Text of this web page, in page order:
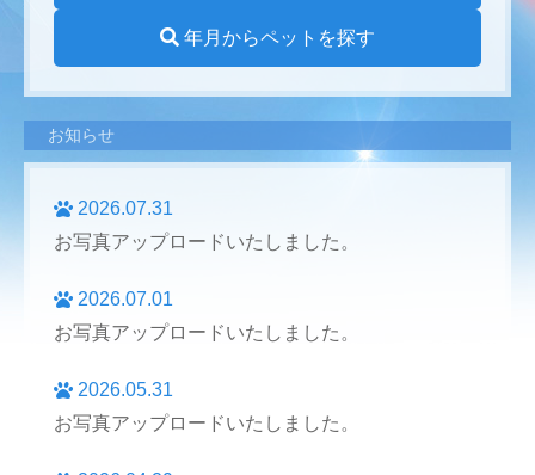
年月からペットを探す
お知らせ
2026.07.31
お写真アップロードいたしました。
2026.07.01
お写真アップロードいたしました。
2026.05.31
お写真アップロードいたしました。